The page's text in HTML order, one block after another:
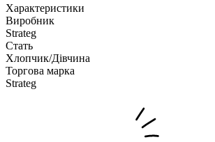
Характеристики
Виробник
Strateg
Стать
Хлопчик/Дiвчина
Торгова марка
Strateg